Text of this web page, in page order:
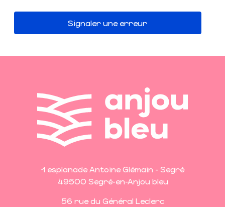
Signaler une erreur
1 esplanade Antoine Glémain - Segré
49500 Segré-en-Anjou bleu
56 rue du Général Leclerc